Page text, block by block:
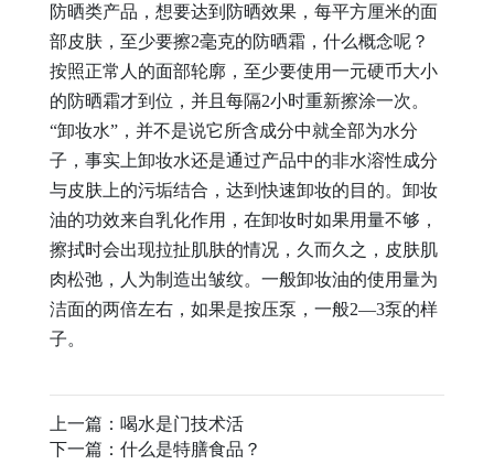
防晒类产品，想要达到防晒效果，每平方厘米的面
部皮肤，至少要擦2毫克的防晒霜，什么概念呢？
按照正常人的面部轮廓，至少要使用一元硬币大小
的防晒霜才到位，并且每隔2小时重新擦涂一次。
“卸妆水”，并不是说它所含成分中就全部为水分
子，事实上卸妆水还是通过产品中的非水溶性成分
与皮肤上的污垢结合，达到快速卸妆的目的。卸妆
油的功效来自乳化作用，在卸妆时如果用量不够，
擦拭时会出现拉扯肌肤的情况，久而久之，皮肤肌
肉松弛，人为制造出皱纹。一般卸妆油的使用量为
洁面的两倍左右，如果是按压泵，一般2—3泵的样
子。
上一篇： 喝水是门技术活
下一篇： 什么是特膳食品？